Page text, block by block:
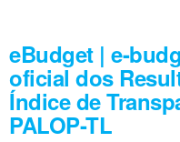
eBudget | e-
oficial dos
Índice de
PALOP-TL